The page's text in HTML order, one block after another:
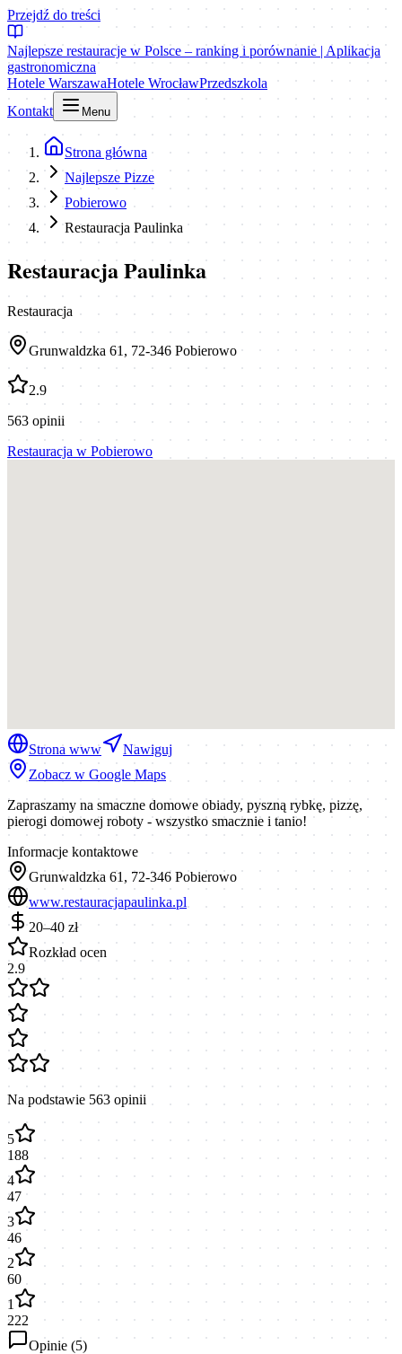
Przejdź do treści
Najlepsze restauracje w Polsce – ranking i porównanie | Aplikacja
gastronomiczna
Hotele WarszawaHotele WrocławPrzedszkola
Kontakt
Menu
Strona główna
Najlepsze Pizze
Pobierowo
Restauracja Paulinka
Restauracja Paulinka
Restauracja
Grunwaldzka 61, 72-346 Pobierowo
2.9
563 opinii
Restauracja w Pobierowo
Strona www
Nawiguj
Zobacz w Google Maps
Zapraszamy na smaczne domowe obiady, pyszną rybkę, pizzę,
pierogi domowej roboty - wszystko smacznie i tanio!
Informacje kontaktowe
Grunwaldzka 61, 72-346 Pobierowo
www.restauracjapaulinka.pl
20–40 zł
Rozkład ocen
2.9
Na podstawie 563 opinii
5
188
4
47
3
46
2
60
1
222
Opinie (5)